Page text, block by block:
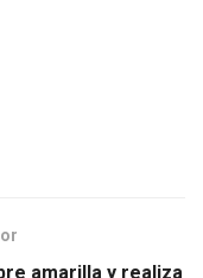
amarilla y realiza